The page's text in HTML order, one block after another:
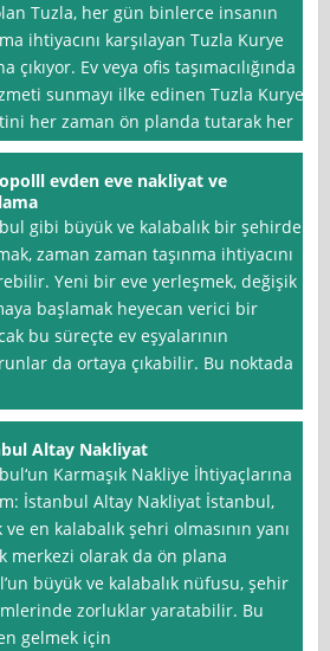
Tuzla, her gün binlerce insanın
ihtiyacını karşılayan Tuzla Kurye
Ev veya ofis taşımacılığında
sunmayı ilke edinen Tuzla Kurye,
her zaman ön planda tutarak her
evden eve nakliyat ve
gibi büyük ve kalabalık bir şehirde
zaman zaman taşınma ihtiyacını
Yeni bir eve yerleşmek, değişik
başlamak heyecan verici bir
bu süreçte ev eşyalarının
da ortaya çıkabilir. Bu noktada
Altay Nakliyat
Karmaşık Nakliye İhtiyaçlarına
İstanbul Altay Nakliyat İstanbul,
en kalabalık şehri olmasının yanı
merkezi olarak da ön plana
büyük ve kalabalık nüfusu, şehir
zorluklar yaratabilir. Bu
gelmek için